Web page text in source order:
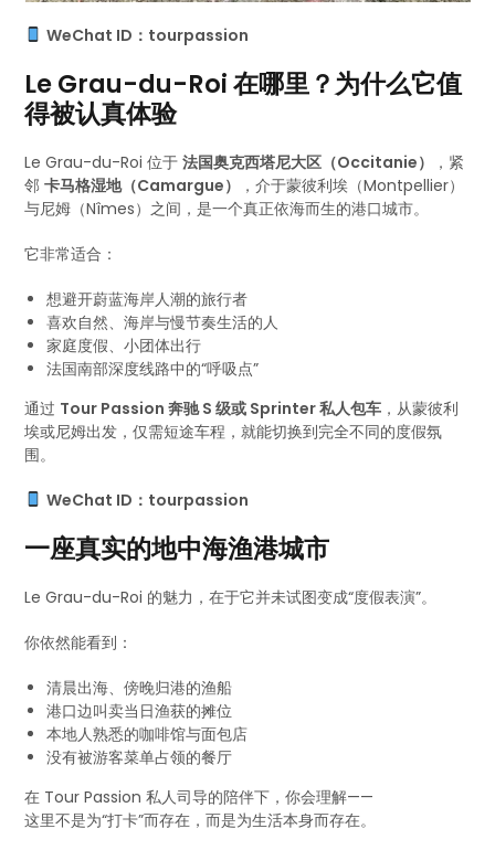
WeChat ID：tourpassion
Le Grau-du-Roi 在哪里？为什么它值
得被认真体验
Le Grau-du-Roi 位于法国奥克西塔尼大区（Occitanie）
，紧
邻卡马格湿地（Camargue）
，介于蒙彼利埃（Montpellier）
与尼姆（Nîmes）之间，是一个真正依海而生的港口城市。
它非常适合：
想避开蔚蓝海岸人潮的旅行者
喜欢自然、海岸与慢节奏生活的人
家庭度假、小团体出行
法国南部深度线路中的“呼吸点”
通过 Tour Passion 奔驰 S 级或 Sprinter 私人包车 ，从蒙彼利
埃或尼姆出发，仅需短途车程，就能切换到完全不同的度假氛
围。
WeChat ID：tourpassion
一座真实的地中海渔港城市
Le Grau-du-Roi 的魅力，在于它并未试图变成“度假表演”。
你依然能看到：
清晨出海、傍晚归港的渔船
港口边叫卖当日渔获的摊位
本地人熟悉的咖啡馆与面包店
没有被游客菜单占领的餐厅
在 Tour Passion 私人司导的陪伴下，你会理解——
这里不是为“打卡”而存在，而是为生活本身而存在。